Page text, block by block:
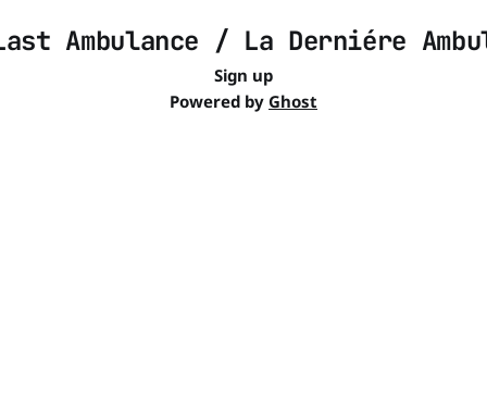
Ambulance / La Derniére
Sign up
Powered by Ghost